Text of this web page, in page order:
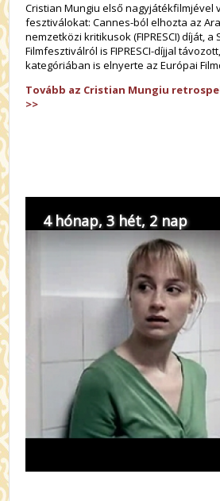
Cristian Mungiu első nagyjátékfilmjével
fesztiválokat: Cannes-ból elhozta az
nemzetközi kritikusok (FIPRESCI) díját, a
Filmfesztiválról is FIPRESCI-díjjal
kategóriában is elnyerte az Európai
Tovább az Cristian Mungiu
>>